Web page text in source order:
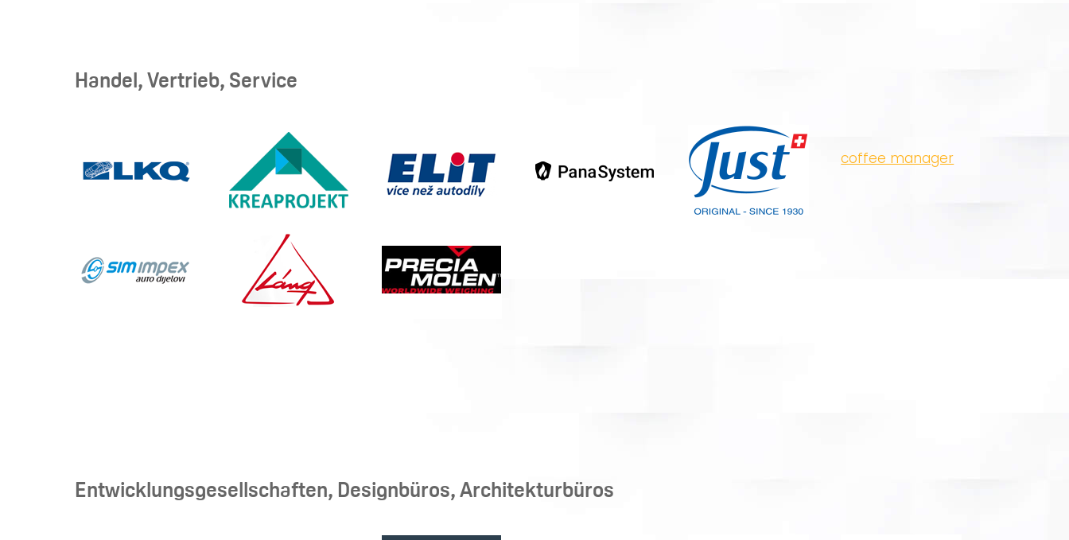
Handel, Vertrieb, Service
coffee manager
Entwicklungsgesellschaften, Designbüros, Architekturbüros